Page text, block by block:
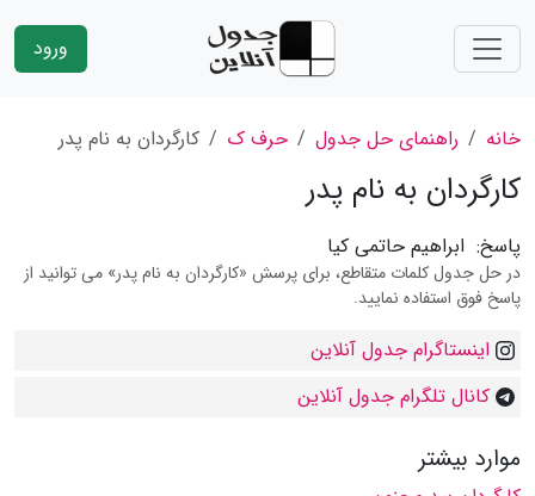
ورود
خانه راهنمای حل جدول حرف ک کارگردان به نام پدر
کارگردان به نام پدر
پاسخ: ابراهیم حاتمی کیا
در حل جدول کلمات متقاطع، برای پرسش «کارگردان به نام پدر» می توانید از
پاسخ فوق استفاده نمایید.
اینستاگرام جدول آنلاین
کانال تلگرام جدول آنلاین
موارد بیشتر